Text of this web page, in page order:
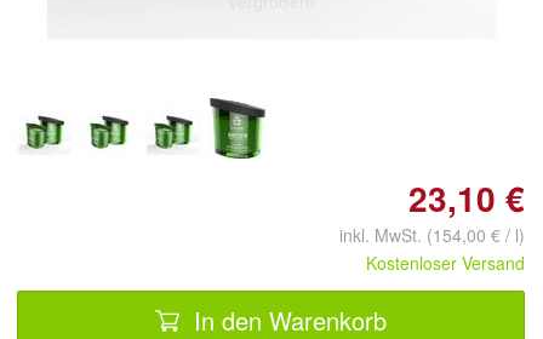
23,10 €
inkl. MwSt. (154,00 € / l)
Kostenloser Versand
In den Warenkorb